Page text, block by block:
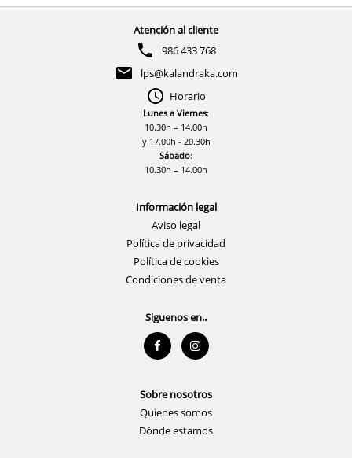
Atención al cliente
986 433 768
lps@kalandraka.com
Horario
Lunes a Viernes:
10.30h – 14.00h
y 17.00h - 20.30h
Sábado:
10.30h – 14.00h
Información legal
Aviso legal
Política de privacidad
Política de cookies
Condiciones de venta
Siguenos en..
Sobre nosotros
Quienes somos
Dónde estamos